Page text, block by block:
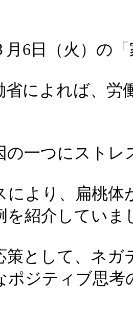
月6日（火）の
省によれば、
の一つにスト
により、扁桃
を紹介していま
策として、ネ
ポジティブ思